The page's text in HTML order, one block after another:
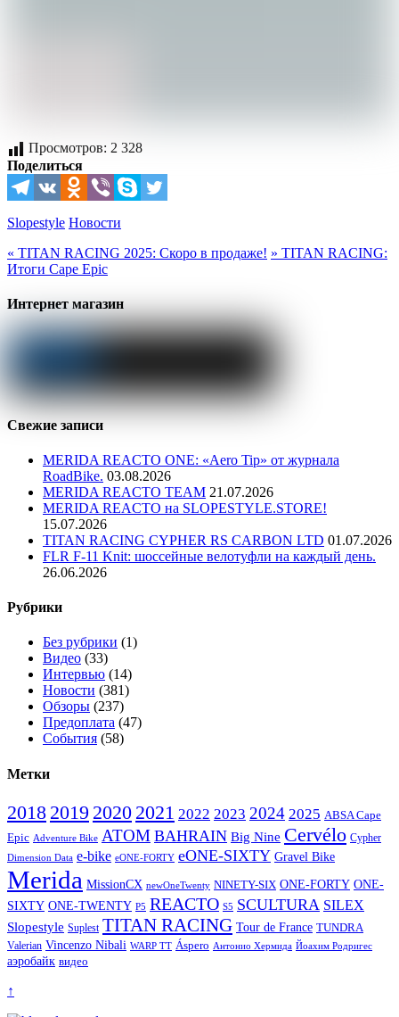
Просмотров: 2 328
Поделиться
Slopestyle Новости
« TITAN RACING 2025: Скоро в продаже! » TITAN RACING:
Итоги Cape Epic
Интернет магазин
Свежие записи
MERIDA REACTO ONE: «Aero Tip» от журнала
RoadBike. 03.08.2026
MERIDA REACTO TEAM 21.07.2026
MERIDA REACTO на SLOPESTYLE.STORE!
15.07.2026
TITAN RACING CYPHER RS CARBON LTD 01.07.2026
FLR F-11 Knit: шоссейные велотуфли на каждый день.
26.06.2026
Рубрики
Без рубрики (1)
Видео (33)
Интервью (14)
Новости (381)
Обзоры (237)
Предоплата (47)
События (58)
Метки
2018 2019 2020 2021 2022 2023 2024 2025 ABSA Cape
Epic Adventure Bike ATOM BAHRAIN Big Nine Cervélo Cypher
Dimension Data e-bike eONE-FORTY eONE-SIXTY Gravel Bike
Merida MissionCX newOneTwenty NINETY-SIX ONE-FORTY ONE-
SIXTY ONE-TWENTY P5 REACTO S5 SCULTURA SILEX
Slopestyle Suplest TITAN RACING Tour de France TUNDRA
Valerian Vincenzo Nibali WARP TT Áspero Антонио Хермида Йоахим Родригес
аэробайк видео
↑